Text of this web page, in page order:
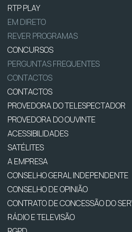
RTP PLAY
EM DIRETO
REVER PROGRAMAS
CONCURSOS
PERGUNTAS FREQUENTES
CONTACTOS
CONTACTOS
PROVEDORA DO TELESPECTADOR
PROVEDORA DO OUVINTE
ACESSIBILIDADES
SATÉLITES
A EMPRESA
CONSELHO GERAL INDEPENDENTE
CONSELHO DE OPINIÃO
CONTRATO DE CONCESSÃO DO
RÁDIO E TELEVISÃO